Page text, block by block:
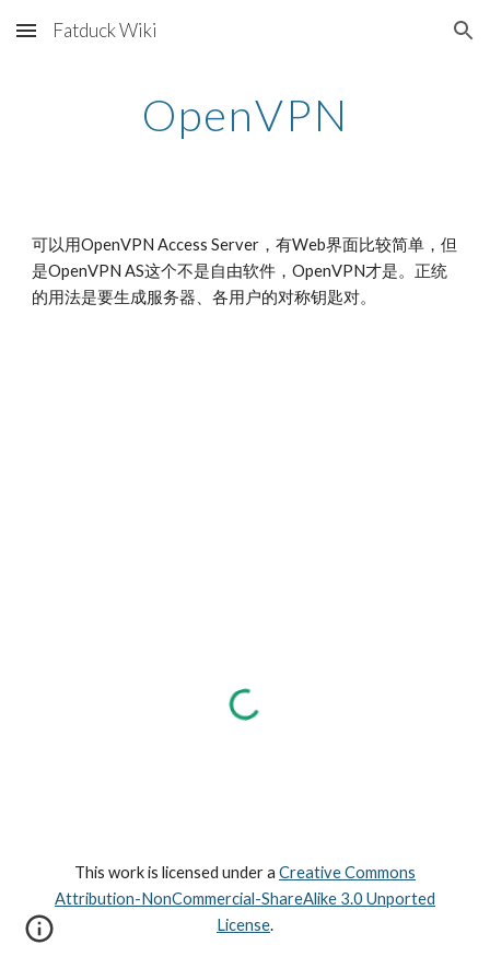
Skip to main content Skip to navigation
Fatduck Wiki
OpenVPN
可以用OpenVPN Access Server，有Web界面比较简单，但
是OpenVPN AS这个不是自由软件，OpenVPN才是。正统
的用法是要生成服务器、各用户的对称钥匙对。
This work is licensed under a Creative Commons
Attribution-NonCommercial-ShareAlike 3.0 Unported
License.